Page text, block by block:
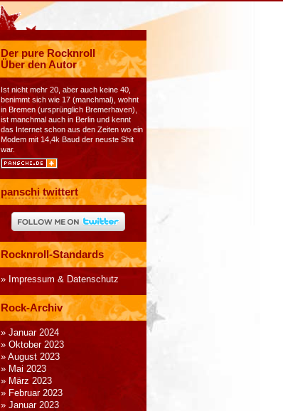
Der pure Rocknroll
Über den Autor
Ist nicht mehr 20, aber auch keine 40,
benimmt sich wie 17 (manchmal), wohnt
in Bremen (ursprünglich Bremerhaven),
ist manchmal auch in Berlin und kennt
das Internet schon aus den Zeiten wo ein
Modem mit 14,4k Baud der neuste Shit
war.
panschi twittert
Rocknroll-Standards
Impressum & Datenschutz
Rock-Archiv
Januar 2024
Oktober 2023
August 2023
Mai 2023
März 2023
Februar 2023
Januar 2023